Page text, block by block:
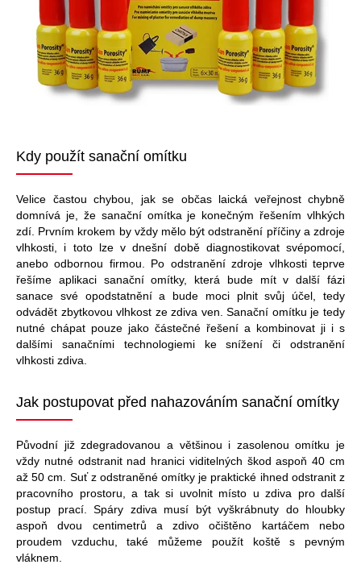
Kdy použít sanační omítku
Velice častou chybou, jak se občas laická veřejnost chybně
domnívá je, že sanační omítka je konečným řešením vlhkých
zdí. Prvním krokem by vždy mělo být odstranění příčiny a zdroje
vlhkosti, i toto lze v dnešní době diagnostikovat svépomocí,
anebo odbornou firmou. Po odstranění zdroje vlhkosti teprve
řešíme aplikaci sanační omítky, která bude mít v další fázi
sanace své opodstatnění a bude moci plnit svůj účel, tedy
odvádět zbytkovou vlhkost ze zdiva ven. Sanační omítku je tedy
nutné chápat pouze jako částečné řešení a kombinovat ji i s
dalšími sanačními technologiemi ke snížení či odstranění
vlhkosti zdiva.
Jak postupovat před nahazováním sanační omítky
Původní již zdegradovanou a většinou i zasolenou omítku je
vždy nutné odstranit nad hranici viditelných škod aspoň 40 cm
až 50 cm. Suť z odstraněné omítky je praktické ihned odstranit z
pracovního prostoru, a tak si uvolnit místo u zdiva pro další
postup prací. Spáry zdiva musí být vyškrábnuty do hloubky
aspoň dvou centimetrů a zdivo očištěno kartáčem nebo
proudem vzduchu, také můžeme použít koště s pevným
vláknem.